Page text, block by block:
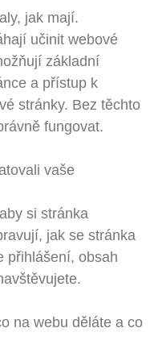
jak mají.
učinit webové
základní
a přístup k
stránky. Bez těchto
fungovat.
vaše
si stránka
jak se stránka
přihlášení, obsah
na webu děláte a co